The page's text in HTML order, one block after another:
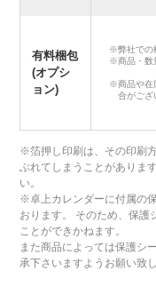
有料梱包
(オプシ
ョン)
※弊社での
※商品・数
※商品や在
合がござ
※箔押し印刷は、その印刷
ぶれてしまうことがありま
い。
※卓上カレンダーに付属の
おります。 そのため、保護
ことができかねます。
また商品によっては保護シ
承下さいますようお願い致し